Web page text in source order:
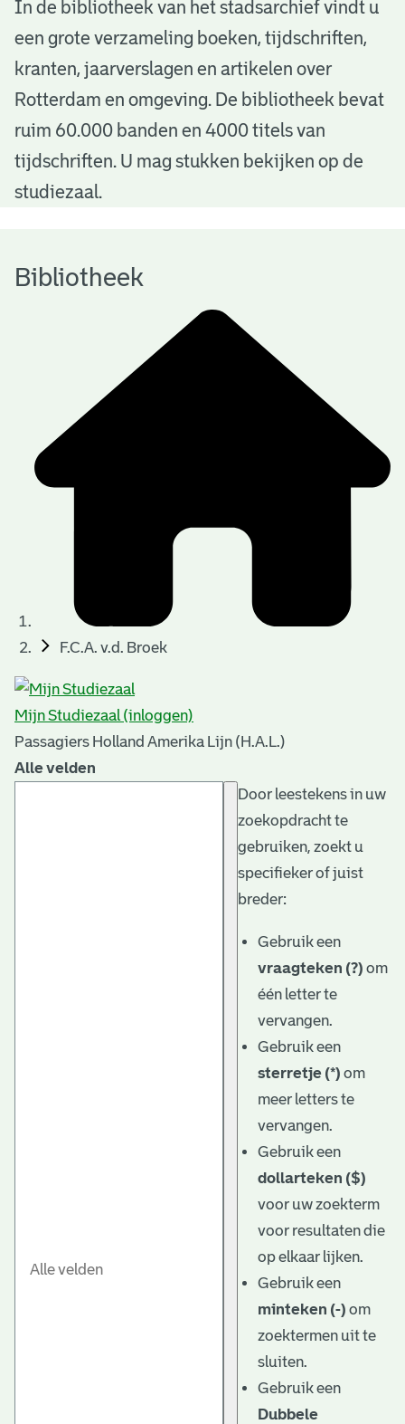
B
b
o
h
In de bibliotheek van het stadsarchief vindt u
een grote verzameling boeken, tijdschriften,
kranten, jaarverslagen en artikelen over
Rotterdam en omgeving. De bibliotheek bevat
ruim 60.000 banden en 4000 titels van
tijdschriften. U mag stukken bekijken op de
studiezaal.
Bibliotheek
F.C.A. v.d. Broek
Mijn Studiezaal (inloggen)
Passagiers Holland Amerika Lijn (H.A.L.)
Alle velden
Door leestekens in uw
zoekopdracht te
gebruiken, zoekt u
specifieker of juist
breder:
Gebruik een
vraagteken (?) om
één letter te
vervangen.
Gebruik een
sterretje (*) om
meer letters te
vervangen.
Gebruik een
dollarteken ($)
voor uw zoekterm
voor resultaten die
op elkaar lijken.
Gebruik een
minteken (-) om
zoektermen uit te
sluiten.
Gebruik een
Dubbele